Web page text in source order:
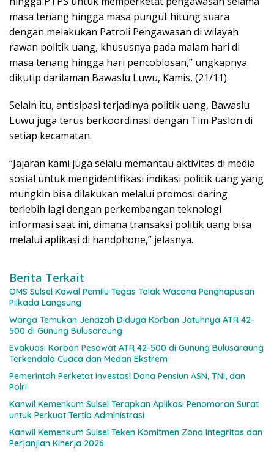
masa tenang hingga masa pungut hitung suara
dengan melakukan Patroli Pengawasan di wilayah
rawan politik uang, khususnya pada malam hari di
masa tenang hingga hari pencoblosan,” ungkapnya
dikutip darilaman Bawaslu Luwu, Kamis, (21/11).
Selain itu, antisipasi terjadinya politik uang, Bawaslu
Luwu juga terus berkoordinasi dengan Tim Paslon di
setiap kecamatan.
“Jajaran kami juga selalu memantau aktivitas di media
sosial untuk mengidentifikasi indikasi politik uang yang
mungkin bisa dilakukan melalui promosi daring
terlebih lagi dengan perkembangan teknologi
informasi saat ini, dimana transaksi politik uang bisa
melalui aplikasi di handphone,” jelasnya.
Berita Terkait
OMS Sulsel Kawal Pemilu Tegas Tolak Wacana Penghapusan
Pilkada Langsung
Warga Temukan Jenazah Diduga Korban Jatuhnya ATR 42-
500 di Gunung Bulusaraung
Evakuasi Korban Pesawat ATR 42-500 di Gunung Bulusaraung
Terkendala Cuaca dan Medan Ekstrem
Pemerintah Perketat Investasi Dana Pensiun ASN, TNI, dan
Polri
Kanwil Kemenkum Sulsel Terapkan Aplikasi Penomoran Surat
untuk Perkuat Tertib Administrasi
Kanwil Kemenkum Sulsel Teken Komitmen Zona Integritas dan
Perjanjian Kinerja 2026